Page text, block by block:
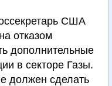
США
отказом
дополнительные
в секторе Газы.
должен сделать